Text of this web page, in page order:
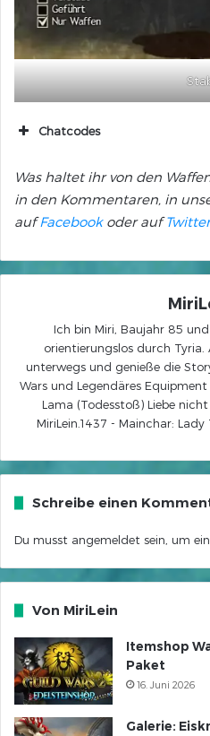
Chatcodes
Was haltet ihr von den
in den Kommentaren, in
aufFacebookoder aufTwitter
Ich bin Miri, Baujahr 85
orientierungslos durch Tyria.
unterwegs und genieße die
Wars und Legendäres
Lama (Todesstoß) Liebe
MiriLein.1437 - Mainchar:
Schreibe einen
Du musst angemeldet sein, um
Von MiriLein
Itemshop
Paket
16. Juni 2026
Galerie: